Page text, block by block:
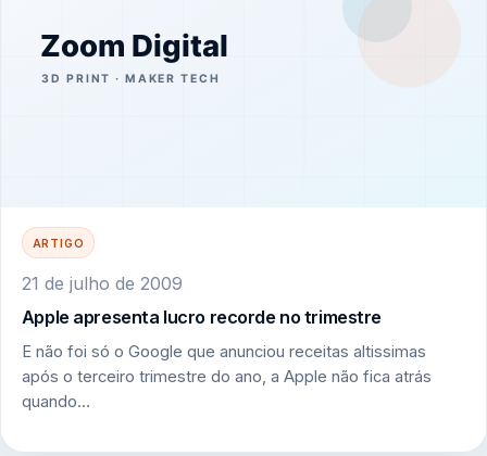
ARTIGO
21 de julho de 2009
Apple apresenta lucro recorde no trimestre
E não foi só o Google que anunciou receitas altissimas
após o terceiro trimestre do ano, a Apple não fica atrás
quando…